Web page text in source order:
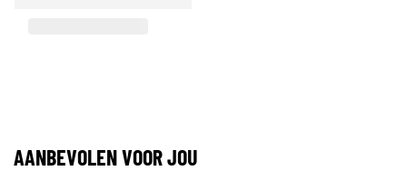
AANBEVOLEN VOOR JOU